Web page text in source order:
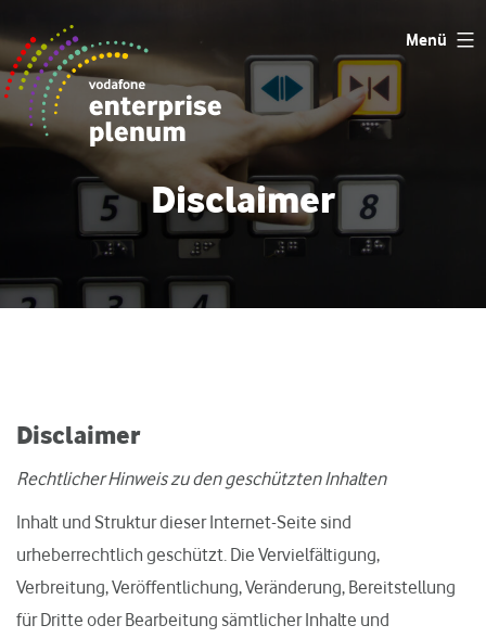
Inhalt
springen
Menü
Disclaimer
Disclaimer
Rechtlicher Hinweis zu den geschützten Inhalten
Inhalt und Struktur dieser Internet-Seite sind
urheberrechtlich geschützt. Die Vervielfältigung,
Verbreitung, Veröffentlichung, Veränderung, Bereitstellung
für Dritte oder Bearbeitung sämtlicher Inhalte und